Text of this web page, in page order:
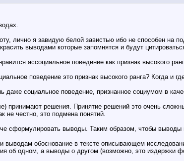
лично я завидую белой завистью ибо не способен на
выводами которые запомнятся и будут
ассоциальное поведение как признак высокого
поведение это признак высокого ранга? Когда и
даже социальное поведение, признанное социумом в
принимают решения. Принятие решений это очень
не честно, это подмена понятий.
сформулировать выводы. Таким образом, чтобы
выводам обоснование в тексте описывающем
об одном, а выводы о другом (возможно, это издержки